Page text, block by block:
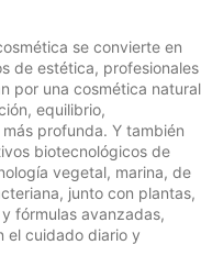
se convierte en
de estética, profesionales
por una cosmética natural
equilibrio,
profunda. Y también
biotecnológicos de
vegetal, marina, de
junto con plantas,
fórmulas avanzadas,
el cuidado diario y